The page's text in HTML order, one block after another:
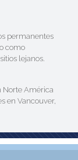
permanentes
como
lejanos.
Norte América
en Vancouver,